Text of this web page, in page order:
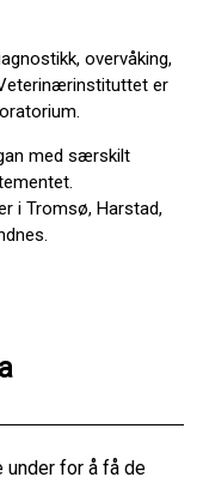
overvåking,
er
med særskilt
i Tromsø, Harstad,
for å få de